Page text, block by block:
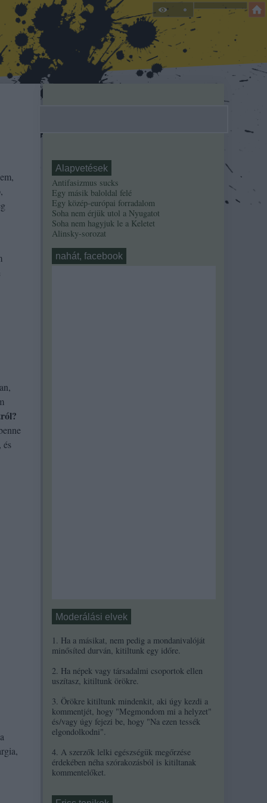
és
Alapvetések
Antifasizmus sucks
Egy másik baloldal felé
Egy közép-európai forradalom
Soha nem érjük utol a Nyugatot
Soha nem hagyjuk le a Keletet
Alinsky-sorozat
nahát, facebook
Moderálási elvek
1. Ha a másikat, nem pedig a mondanivalóját
minősíted durván, kitiltunk egy időre.
2. Ha népek vagy társadalmi csoportok ellen
uszítasz, kitiltunk örökre.
3. Örökre kitiltunk mindenkit, aki úgy kezdi a
kommentjét, hogy "Megmondom mi a helyzet"
és/vagy úgy fejezi be, hogy "Na ezen tessék
elgondolkodni".
4. A szerzők lelki egészségük megőrzése
érdekében néha szórakozásból is kitiltanak
kommentelőket.